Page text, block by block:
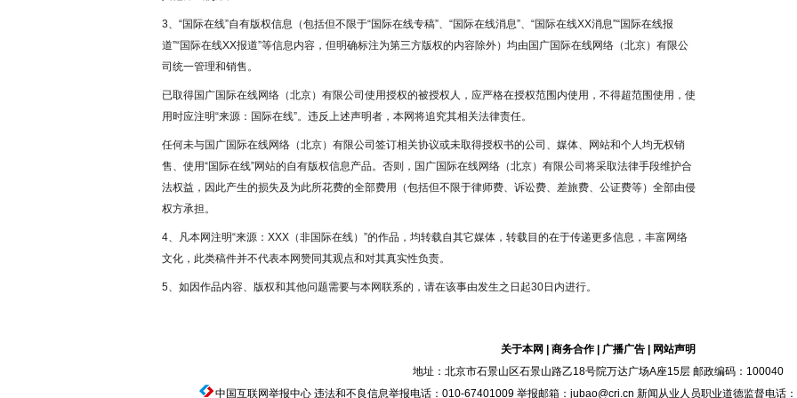
3、“国际在线”自有版权信息（包括但不限于“国际在线专稿”、“国际在线消息”、“国际在线XX消息”“国际在线报
道”“国际在线XX报道”等信息内容，但明确标注为第三方版权的内容除外）均由国广国际在线网络（北京）有限公
司统一管理和销售。
已取得国广国际在线网络（北京）有限公司使用授权的被授权人，应严格在授权范围内使用，不得超范围使用，使
用时应注明“来源：国际在线”。违反上述声明者，本网将追究其相关法律责任。
任何未与国广国际在线网络（北京）有限公司签订相关协议或未取得授权书的公司、媒体、网站和个人均无权销
售、使用“国际在线”网站的自有版权信息产品。否则，国广国际在线网络（北京）有限公司将采取法律手段维护合
法权益，因此产生的损失及为此所花费的全部费用（包括但不限于律师费、诉讼费、差旅费、公证费等）全部由侵
权方承担。
4、凡本网注明“来源：XXX（非国际在线）”的作品，均转载自其它媒体，转载目的在于传递更多信息，丰富网络
文化，此类稿件并不代表本网赞同其观点和对其真实性负责。
5、如因作品内容、版权和其他问题需要与本网联系的，请在该事由发生之日起30日内进行。
关于本网 商务合作| 广播广告|
网站声明
地址：北京市石景山区石景山路乙18号院万达广场A座15层 邮政编码：100040
中国互联网举报中心违法和不良信息举报电话：010-67401009 举报邮箱：jubao@cri.cn 新闻从业人员职业道德监督电话